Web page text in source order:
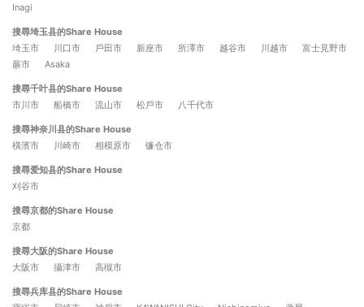
Inagi
搜尋埼玉县的Share House
埼玉市
川口市 戶田市 新座市 所澤市 越谷市 川越市
富士見野市
蕨市
Asaka
搜尋千叶县的Share House
市川市
船橋市 流山市 松戶市 八千代市
搜尋神奈川县的Share House
橫濱市
川崎市 相模原市 镰仓市
搜尋爱知县的Share House
刈谷市
搜尋京都的Share House
京都
搜尋大阪的Share House
大阪市
攝津市 高槻市
搜尋兵库县的Share House